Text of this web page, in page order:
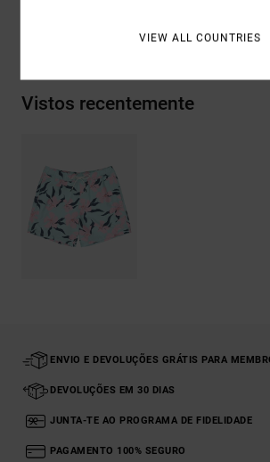
Envio& Devoluciones
Vistos recentemente
ENVIO E DEVOLUÇÕES GRÁTIS PARA
DEVOLUÇÕES EM 30 DIAS
JUNTA-TE AO PROGRAMA DE FIDELIDADE
PAGAMENTO 100% SEGURO
VIEW ALL COUNTRIES